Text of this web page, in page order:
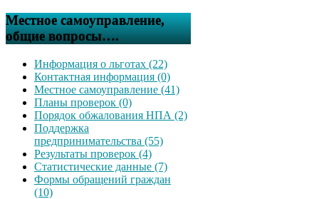
Местное самоуправление,
общие вопросы….
Информация о льготах (22)
Контактная информация (0)
Местное самоуправление (41)
Планы проверок (0)
Порядок обжалования НПА (2)
Поддержка
предпринимательства (55)
Результаты проверок (4)
Статистические данные (7)
Формы обращений граждан
(10)